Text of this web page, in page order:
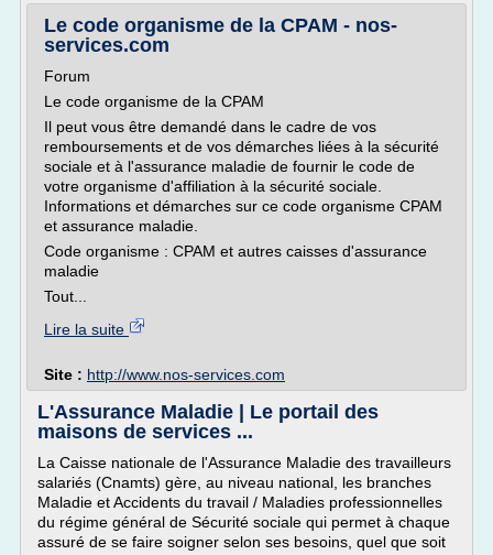
Le code organisme de la CPAM - nos-
services.com
Forum
Le code organisme de la CPAM
Il peut vous être demandé dans le cadre de vos
remboursements et de vos démarches liées à la sécurité
sociale et à l'assurance maladie de fournir le code de
votre organisme d'affiliation à la sécurité sociale.
Informations et démarches sur ce code organisme CPAM
et assurance maladie.
Code organisme : CPAM et autres caisses d'assurance
maladie
Tout...
Lire la suite
Site : http://www.nos-services.com
L'Assurance Maladie | Le portail des
maisons de services ...
La Caisse nationale de l'Assurance Maladie des travailleurs
salariés (Cnamts) gère, au niveau national, les branches
Maladie et Accidents du travail / Maladies professionnelles
du régime général de Sécurité sociale qui permet à chaque
assuré de se faire soigner selon ses besoins, quel que soit